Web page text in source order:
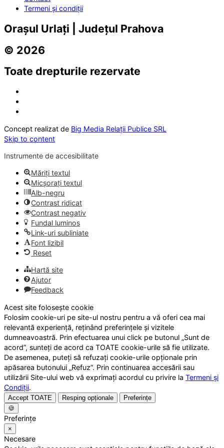
Termeni și condiții
Orașul Urlați | Județul Prahova
© 2026
Toate drepturile rezervate
Concept realizat de Big Media Relații Publice SRL
Skip to content
Instrumente de accesibilitate
Măriți textul
Micșorați textul
Alb-negru
Contrast ridicat
Contrast negativ
Fundal luminos
Link-uri subliniate
Font lizibil
Reset
Hartă site
Ajutor
Feedback
Acest site folosește cookie
Folosim cookie-uri pe site-ul nostru pentru a vă oferi cea mai
relevantă experiență, reținând preferințele și vizitele
dumneavoastră. Prin efectuarea unui click pe butonul „Sunt de
acord”, sunteți de acord ca TOATE cookie-urile să fie utilizate.
De asemenea, puteți să refuzați cookie-urile opționale prin
apăsarea butonului „Refuz”. Prin continuarea accesării sau
utilizării Site-ului web vă exprimați acordul cu privire la Termeni și
Condiții.
Accept TOATE Resping opționale
Preferințe
🍪
Preferințe
×
Necesare